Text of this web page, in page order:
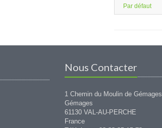
Par défaut
Nous Contacter
1 Chemin du Moulin de Gémages
Gémages
61130 VAL-AU-PERCHE
France